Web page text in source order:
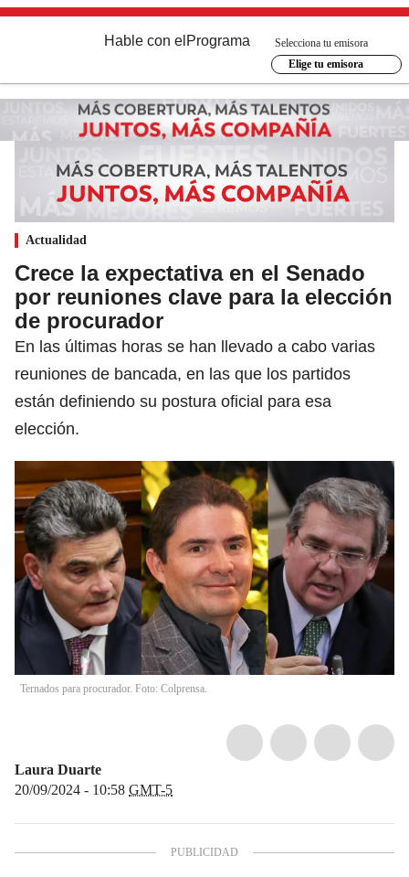
Hable con el Programa
Selecciona tu emisora
Elige tu emisora
Actualidad
Crece la expectativa en el Senado
por reuniones clave para la elección
de procurador
En las últimas horas se han llevado a cabo varias
reuniones de bancada, en las que los partidos
están definiendo su postura oficial para esa
elección.
Ternados para procurador. Foto: Colprensa.
Laura Duarte
20/09/2024 - 10:58 GMT-5